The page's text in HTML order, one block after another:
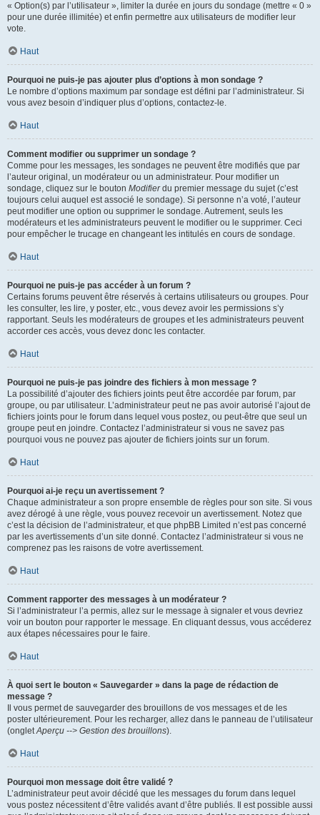
« Option(s) par l’utilisateur », limiter la durée en jours du sondage (mettre « 0 »
pour une durée illimitée) et enfin permettre aux utilisateurs de modifier leur
vote.
Haut
Pourquoi ne puis-je pas ajouter plus d’options à mon sondage ?
Le nombre d’options maximum par sondage est défini par l’administrateur. Si
vous avez besoin d’indiquer plus d’options, contactez-le.
Haut
Comment modifier ou supprimer un sondage ?
Comme pour les messages, les sondages ne peuvent être modifiés que par
l’auteur original, un modérateur ou un administrateur. Pour modifier un
sondage, cliquez sur le bouton Modifierdu premier message du sujet (c’est
toujours celui auquel est associé le sondage). Si personne n’a voté, l’auteur
peut modifier une option ou supprimer le sondage. Autrement, seuls les
modérateurs et les administrateurs peuvent le modifier ou le supprimer. Ceci
pour empêcher le trucage en changeant les intitulés en cours de sondage.
Haut
Pourquoi ne puis-je pas accéder à un forum ?
Certains forums peuvent être réservés à certains utilisateurs ou groupes. Pour
les consulter, les lire, y poster, etc., vous devez avoir les permissions s’y
rapportant. Seuls les modérateurs de groupes et les administrateurs peuvent
accorder ces accès, vous devez donc les contacter.
Haut
Pourquoi ne puis-je pas joindre des fichiers à mon message ?
La possibilité d’ajouter des fichiers joints peut être accordée par forum, par
groupe, ou par utilisateur. L’administrateur peut ne pas avoir autorisé l’ajout de
fichiers joints pour le forum dans lequel vous postez, ou peut-être que seul un
groupe peut en joindre. Contactez l’administrateur si vous ne savez pas
pourquoi vous ne pouvez pas ajouter de fichiers joints sur un forum.
Haut
Pourquoi ai-je reçu un avertissement ?
Chaque administrateur a son propre ensemble de règles pour son site. Si vous
avez dérogé à une règle, vous pouvez recevoir un avertissement. Notez que
c’est la décision de l’administrateur, et que phpBB Limited n’est pas concerné
par les avertissements d’un site donné. Contactez l’administrateur si vous ne
comprenez pas les raisons de votre avertissement.
Haut
Comment rapporter des messages à un modérateur ?
Si l’administrateur l’a permis, allez sur le message à signaler et vous devriez
voir un bouton pour rapporter le message. En cliquant dessus, vous accéderez
aux étapes nécessaires pour le faire.
Haut
À quoi sert le bouton « Sauvegarder » dans la page de rédaction de
message ?
Il vous permet de sauvegarder des brouillons de vos messages et de les
poster ultérieurement. Pour les recharger, allez dans le panneau de l’utilisateur
(ongletAperçu --> Gestion des brouillons).
Haut
Pourquoi mon message doit être validé ?
L’administrateur peut avoir décidé que les messages du forum dans lequel
vous postez nécessitent d’être validés avant d’être publiés. Il est possible aussi